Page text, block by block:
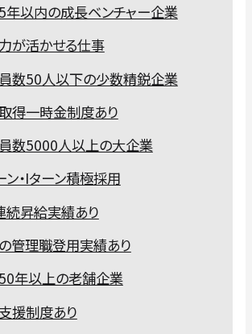
年以内の成長ベンチャー企業
が活かせる仕事
数50人以下の少数精鋭企業
得一時金制度あり
数5000人以上の大企業
ン・Iターン積極採用
続昇給実績あり
管理職登用実績あり
年以上の老舗企業
援制度あり